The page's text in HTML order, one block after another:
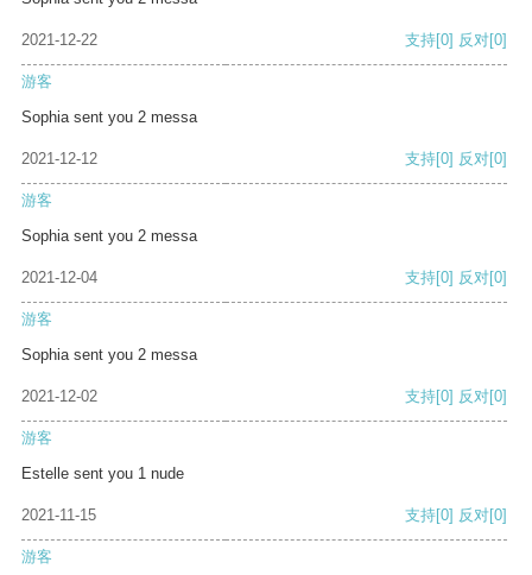
2021-12-22 支持[0] 反对[0]
游客
Sophia sent you 2 messa
2021-12-12 支持[0] 反对[0]
游客
Sophia sent you 2 messa
2021-12-04 支持[0] 反对[0]
游客
Sophia sent you 2 messa
2021-12-02 支持[0] 反对[0]
游客
Estelle sent you 1 nude
2021-11-15 支持[0] 反对[0]
游客